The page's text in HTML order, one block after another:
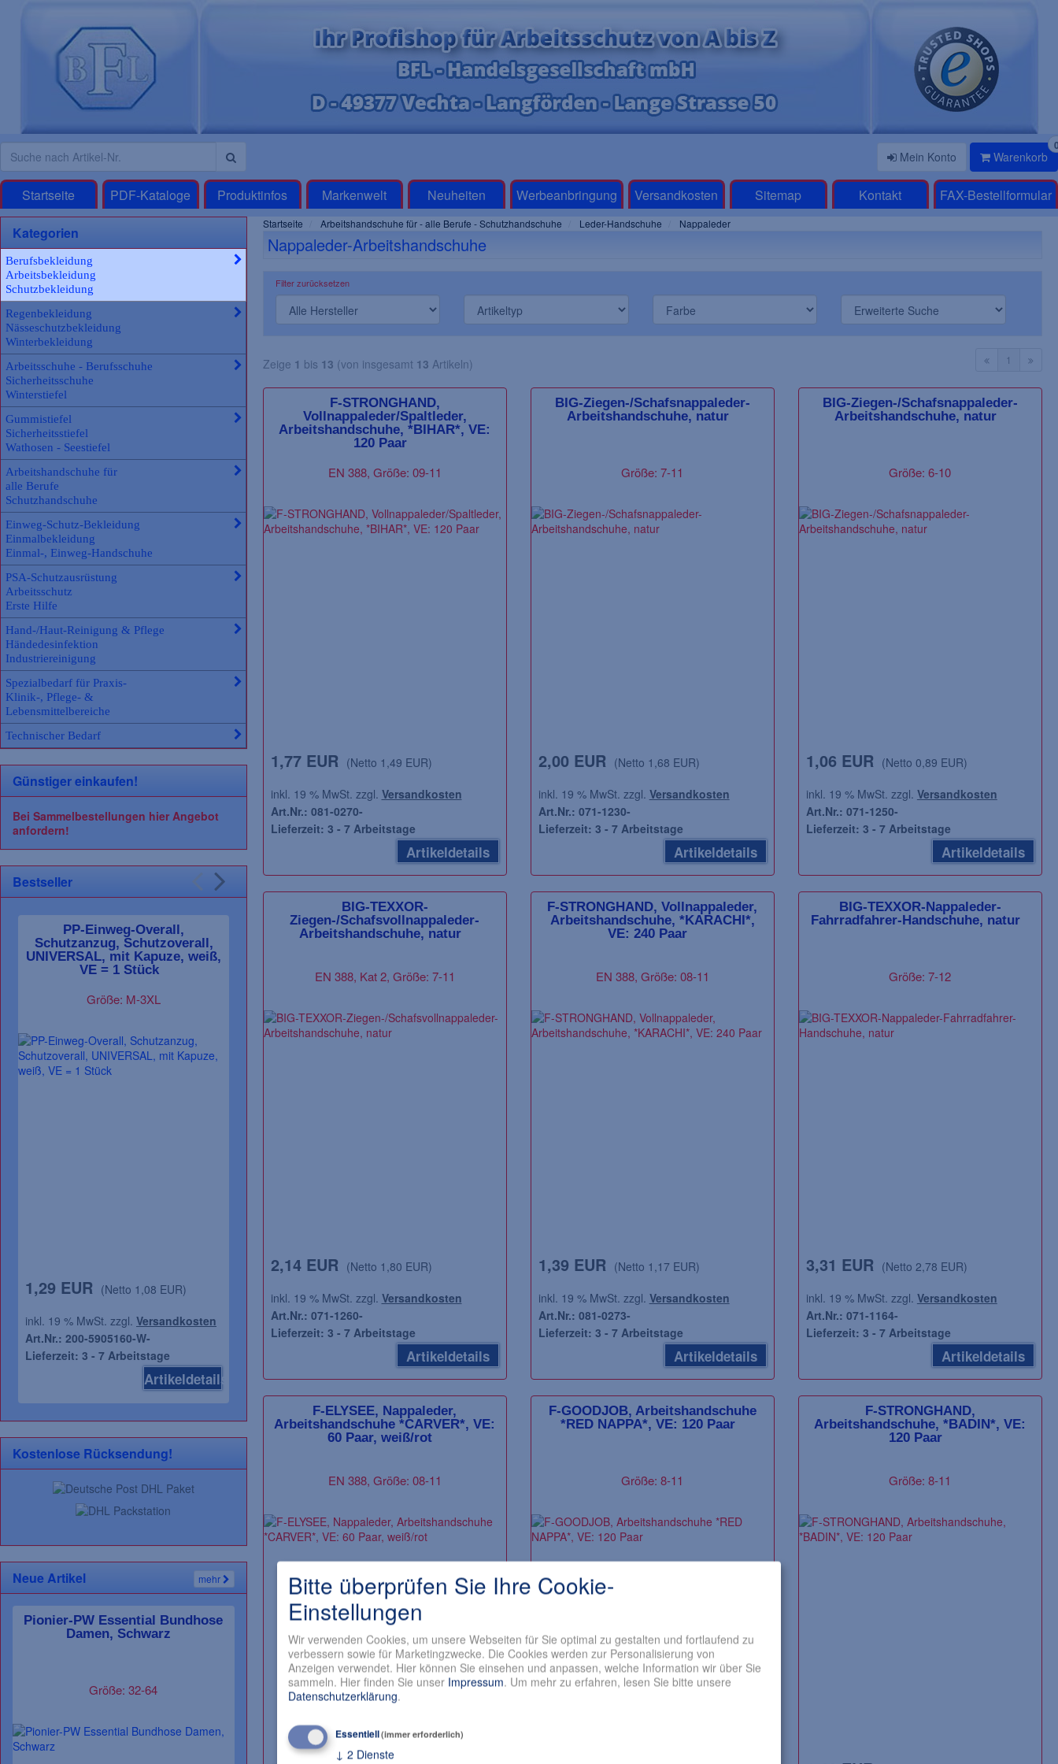
Bitte überprüfen Sie Ihre Cookie-
Einstellungen
Wir verwenden Cookies, um unsere Webseiten für Sie optimal zu gestalten und fortlaufend zu
verbessern sowie für Marketingzwecke. Die Cookies werden zur Personalisierung von
Anzeigen verwendet. Hier können Sie einsehen und anpassen, welche Information wir über Sie
sammeln. Hier finden Sie unser Impressum. Um mehr zu erfahren, lesen Sie bitte unsere
Datenschutzerklärung.
Essentiell(immer erforderlich)
↓ 2 Dienste
Mein Konto Warenkorb
Startseite PDF-Kataloge Produktinfos Markenwelt Neuheiten Werbeanbringung Versandkosten Sitemap Kontakt FAX-Bestellformular
Startseite Arbeitshandschuhe für - alle Berufe - Schutzhandschuhe Leder-Handschuhe Nappaleder
Nappaleder-Arbeitshandschuhe
Filter zurücksetzen
Zeige 1 bis 13 (von insgesamt 13 Artikeln) 1
F-STRONGHAND,
Vollnappaleder/Spaltleder,
Arbeitshandschuhe, *BIHAR*, VE:
120 Paar
EN 388, Größe: 09-11
1,77 EUR (Netto 1,49 EUR)
inkl. 19 % MwSt. zzgl. Versandkosten
Art.Nr.: 081-0270-
Lieferzeit: 3 - 7 Arbeitstage
Artikeldetails
BIG-Ziegen-/Schafsnappaleder-
Arbeitshandschuhe, natur
Größe: 7-11
2,00 EUR (Netto 1,68 EUR)
inkl. 19 % MwSt. zzgl. Versandkosten
Art.Nr.: 071-1230-
Lieferzeit: 3 - 7 Arbeitstage
Artikeldetails
BIG-Ziegen-/Schafsnappaleder-
Arbeitshandschuhe, natur
Größe: 6-10
1,06 EUR (Netto 0,89 EUR)
inkl. 19 % MwSt. zzgl. Versandkosten
Art.Nr.: 071-1250-
Lieferzeit: 3 - 7 Arbeitstage
Artikeldetails
BIG-TEXXOR-
Ziegen-/Schafsvollnappaleder-
Arbeitshandschuhe, natur
EN 388, Kat 2, Größe: 7-11
2,14 EUR (Netto 1,80 EUR)
inkl. 19 % MwSt. zzgl. Versandkosten
Art.Nr.: 071-1260-
Lieferzeit: 3 - 7 Arbeitstage
Artikeldetails
F-STRONGHAND, Vollnappaleder,
Arbeitshandschuhe, *KARACHI*,
VE: 240 Paar
EN 388, Größe: 08-11
1,39 EUR (Netto 1,17 EUR)
inkl. 19 % MwSt. zzgl. Versandkosten
Art.Nr.: 081-0273-
Lieferzeit: 3 - 7 Arbeitstage
Artikeldetails
BIG-TEXXOR-Nappaleder-
Fahrradfahrer-Handschuhe, natur
Größe: 7-12
3,31 EUR (Netto 2,78 EUR)
inkl. 19 % MwSt. zzgl. Versandkosten
Art.Nr.: 071-1164-
Lieferzeit: 3 - 7 Arbeitstage
Artikeldetails
F-ELYSEE, Nappaleder,
Arbeitshandschuhe *CARVER*, VE:
60 Paar, weiß/rot
EN 388, Größe: 08-11
F-GOODJOB, Arbeitshandschuhe
*RED NAPPA*, VE: 120 Paar
Größe: 8-11
F-STRONGHAND,
Arbeitshandschuhe, *BADIN*, VE:
120 Paar
Größe: 8-11
Kategorien
Berufsbekleidung
Arbeitsbekleidung
Schutzbekleidung
Regenbekleidung
Nässeschutzbekleidung
Winterbekleidung
Arbeitsschuhe - Berufsschuhe
Sicherheitsschuhe
Winterstiefel
Gummistiefel
Sicherheitsstiefel
Wathosen - Seestiefel
Arbeitshandschuhe für
alle Berufe
Schutzhandschuhe
Einweg-Schutz-Bekleidung
Einmalbekleidung
Einmal-, Einweg-Handschuhe
PSA-Schutzausrüstung
Arbeitsschutz
Erste Hilfe
Hand-/Haut-Reinigung & Pflege
Händedesinfektion
Industriereinigung
Spezialbedarf für Praxis-
Klinik-, Pflege- &
Lebensmittelbereiche
Technischer Bedarf
Günstiger einkaufen!
Bei Sammelbestellungen hier Angebot
anfordern!
Bestseller
PP-Einweg-Overall,
Schutzanzug, Schutzoverall,
UNIVERSAL, mit Kapuze, weiß,
VE = 1 Stück
Größe: M-3XL
1,29 EUR (Netto 1,08 EUR)
inkl. 19 % MwSt. zzgl. Versandkosten
Art.Nr.: 200-5905160-W-
Lieferzeit: 3 - 7 Arbeitstage
Artikeldetails
F-STRONGHAND, Nylon, PU
beschichtet,
VE: 240 Paar, schwarz
inkl. 19 % MwSt. zzgl.
Art.Nr.: 081-0710-
Artikeldetails
PP-Einweg-Overall,
Schutzanzug, Schutzoverall,
VE = 1 Stück
inkl. 19 % MwSt. zzgl.Versandkosten
Art.Nr.: 200-5905160-B-
Lieferzeit: 3 - 7 Arbeitstage
Artikeldetails
BP-Arbeits-Berufs-Bund-Hose,
Größe: XXSN-4XLN / XSL-3XLL /
XSS-3XLS
inkl. 19 % MwSt. zzgl.Versandkosten
Art.Nr.: 050-1645-400-21-
Lieferzeit: 3 - 7 Arbeitstage
Artikeldetails
ATLAS-S3-
Art.Nr.: 029-04900-
Lieferzeit: 3 - 7
Kostenlose Rücksendung!
mehr
Neue Artikel
Pionier-PW Essential Bundhose
Damen, Schwarz
Größe: 32-64